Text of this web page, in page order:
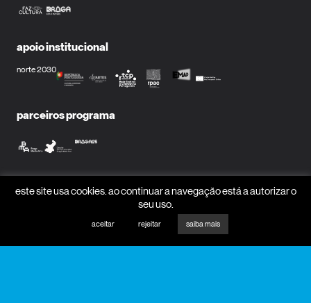
apoio institucional
norte 2030
parceiros programa
este site usa cookies. ao continuar a navegação está a autorizar o
seu uso.
aceitar rejeitar saiba mais